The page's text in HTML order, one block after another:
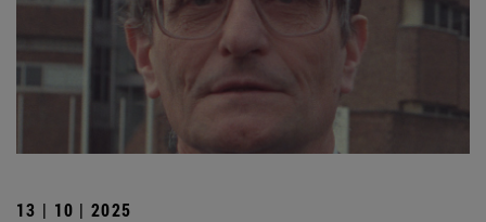
13 | 10 | 2025